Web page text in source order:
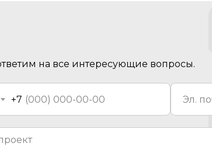
+7
на все интересующие вопросы.